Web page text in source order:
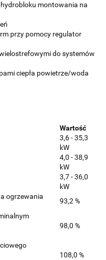
montowania na
przy pomocy regulator
do systemów
ciepła powietrze/woda
Wartość
3,6 - 35,3
kW
4,0 - 38,9
kW
3,7 - 36,0
kW
ogrzewania
93,2 %
98,0 %
108,0 %